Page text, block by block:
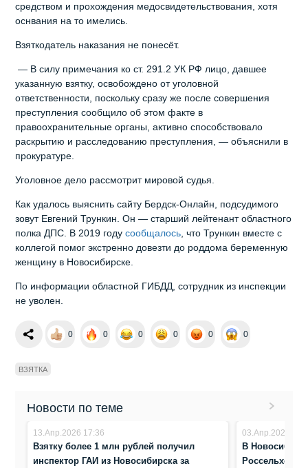
средством и прохождения медосвидетельствования, хотя
оснвания на то имелись.
Взяткодатель наказания не понесёт.
— В силу примечания ко ст. 291.2 УК РФ лицо, давшее
указанную взятку, освобождено от уголовной
ответственности, поскольку сразу же после совершения
преступления сообщило об этом факте в
правоохранительные органы, активно способствовало
раскрытию и расследованию преступления, — объяснили в
прокуратуре.
Уголовное дело рассмотрит мировой судья.
Как удалось выяснить сайту Бердск-Онлайн, подсудимого
зовут Евгений Трункин. Он — старший лейтенант областного
полка ДПС. В 2019 годусообщалось, что Трункин вместе с
коллегой помог экстренно довезти до роддома беременную
женщину в Новосибирске.
По информации областной ГИБДД, сотрудник из инспекции
не уволен.
0 0 0 0 0 0
ВЗЯТКА
Новости по теме
13.Апр.2026 17:36
Взятку более 1 млн рублей получил
инспектор ГАИ из Новосибирска за
03.Апр.2026
В